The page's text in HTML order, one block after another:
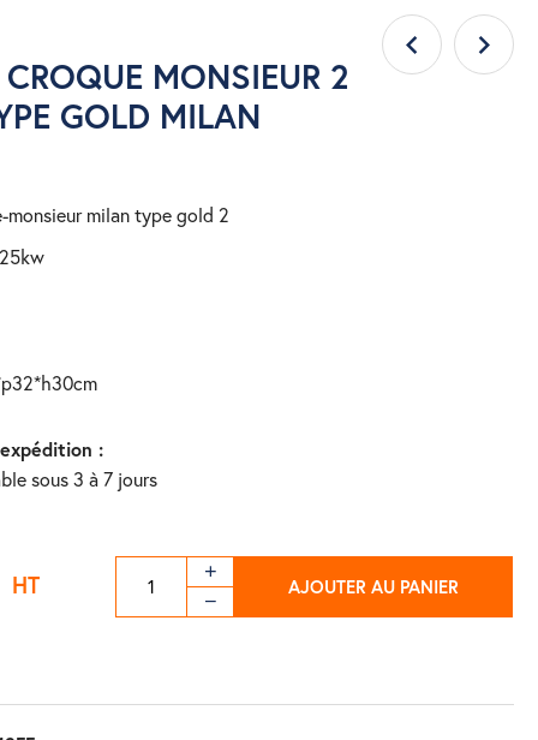
MONSIEUR 2
GOLD MILAN
monsieur milan type gold 2
:
sous 3 à 7 jours
HT AJOUTER AU PANIER